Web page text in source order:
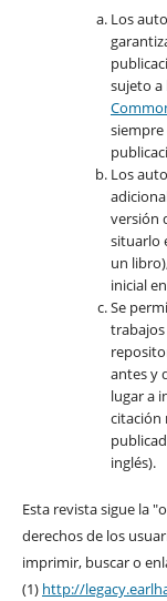
Los
sujeto a
Los
versión
situarlo
un
inicial
Se
antes y
lugar a
citación
inglés).
Esta revista sigue la
derechos de los
imprimir, buscar o
(1) http://